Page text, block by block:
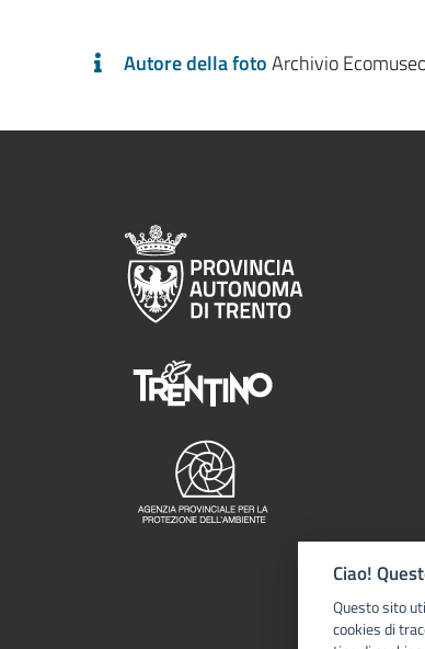
Autore della fotoArchivio
Ciao!
Questo sito
cookies di